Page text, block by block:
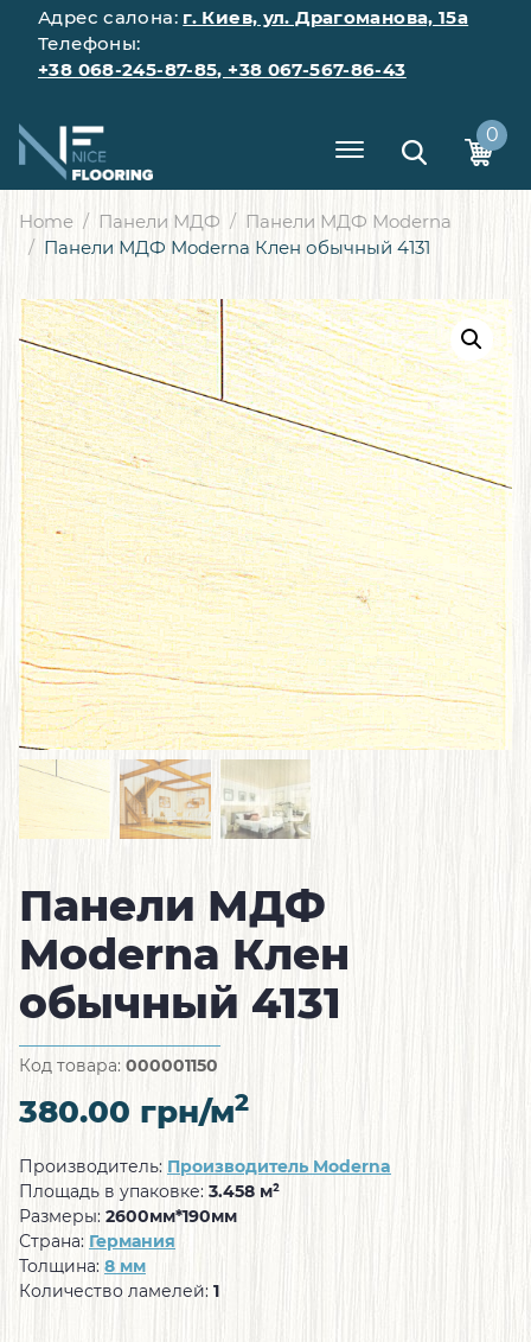
Адрес салона: г. Киев, ул. Драгоманова, 15а
Телефоны:
+38 068-245-87-85, +38 067-567-86-43
0
Home Панели МДФ
Панели МДФ Moderna
Панели МДФ Moderna Клен обычный 4131
Панели МДФ
Moderna Клен
обычный 4131
Код товара: 000001150
380.00 грн/м2
Производитель: Производитель Moderna
Площадь в упаковке: 3.458 м²
Размеры: 2600мм*190мм
Страна: Германия
Толщина: 8 мм
Количество ламелей: 1